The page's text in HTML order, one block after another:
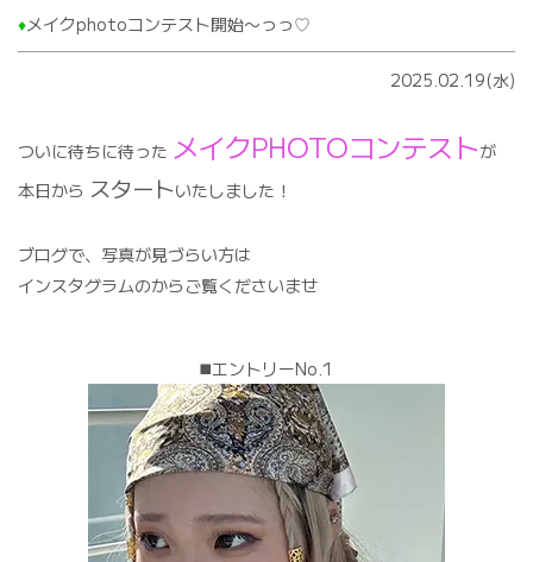
♦️メイクphotoコンテスト開始〜っっ♡
2025.02.19(水)
ついに待ちに待った メイクPHOTOコンテストが
本日から スタートいたしました！
ブログで、写真が見づらい方は
インスタグラムのからご覧くださいませ
◼️エントリーNo.1